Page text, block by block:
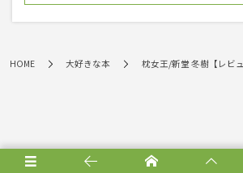
HOME 大好きな本 枕女王/新堂 冬樹【レビュ